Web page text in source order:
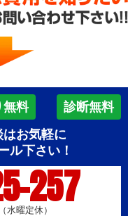
無料
診断無料
お気軽に
ル下さい！
257
水曜定休）